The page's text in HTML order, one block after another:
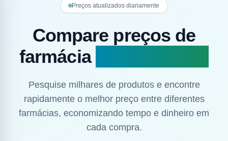
Preços atualizados diariamente
Compare preços de
farmácia
Pesquise milhares de produtos e encontre
rapidamente o melhor preço entre diferentes
farmácias, economizando tempo e dinheiro em
cada compra.